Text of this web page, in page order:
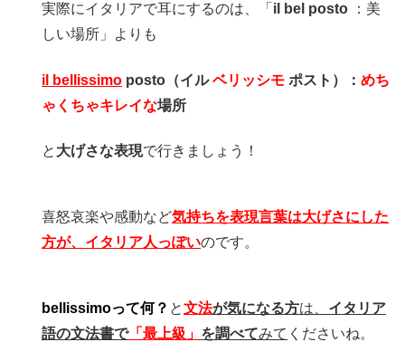
実際にイタリアで耳にするのは、「 il bel posto ：美
しい場所」よりも
il bellissimo posto（イルベリッシモ ポスト）： めち
ゃくちゃキレイな場所
と 大げさな表現で行きましょう！
喜怒哀楽や感動など気持ちを表現言葉は大げさにした
方が、イタリア人っぽいのです。
bellissimoって何？ と文法が気になる方は、 イタリア
語の文法書で「最上級」 を調べてみて くださいね。